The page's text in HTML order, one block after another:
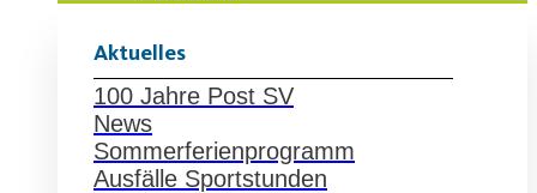
Aktuelles
100 Jahre Post SV
News
Sommerferienprogramm
Ausfälle Sportstunden